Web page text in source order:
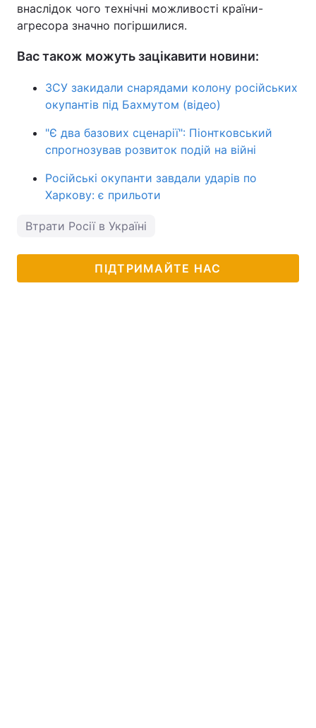
внаслідок чого технічні можливості країни-
агресора значно погіршилися.
Вас також можуть зацікавити новини:
ЗСУ закидали снарядами колону російських
окупантів під Бахмутом (відео)
"Є два базових сценарії": Піонтковський
спрогнозував розвиток подій на війні
Російські окупанти завдали ударів по
Харкову: є прильоти
Втрати Росії в Україні
ПІДТРИМАЙТЕ НАС